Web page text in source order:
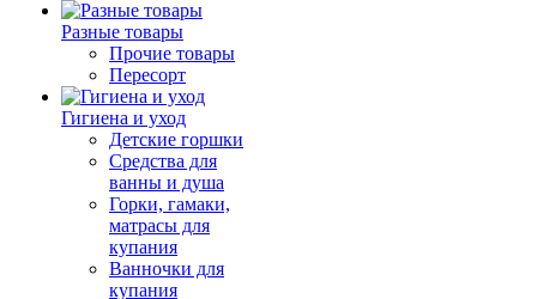
Разные товары
Прочие товары
Пересорт
Гигиена и уход
Детские горшки
Средства для
ванны и душа
Горки, гамаки,
матрасы для
купания
Ванночки для
купания